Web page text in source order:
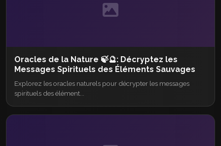
Oracles de la Nature 🍃🔮: Décryptez les
Messages Spirituels des Éléments Sauvages
Explorez les oracles naturels pour décrypter les messages
spirituels des élément...